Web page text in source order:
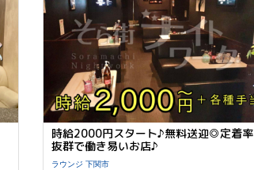
時給2000円スタート♪無料送迎◎定着率
抜群で働き易いお店♪
ラウンジ 下関市